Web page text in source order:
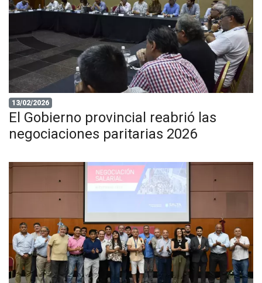
13/02/2026
El Gobierno provincial reabrió las
negociaciones paritarias 2026